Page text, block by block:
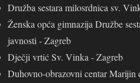
Družba sestara milosrdnica sv.
Ženska opća gimnazija Družbe
javnosti - Zagreb
Dječji vrtić Sv. Vinka - Zagreb
Duhovno-obrazovni centar Marijin